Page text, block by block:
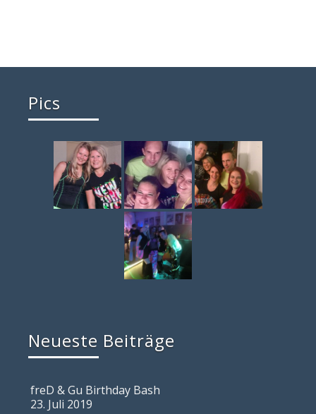
Pics
Neueste Beiträge
freD & Gu Birthday Bash
23. Juli 2019